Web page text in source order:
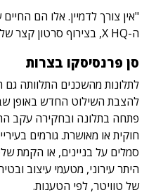
"אין צורך לדמיין. אלו הם
ה-X HQ, בצירוף סרטון קצר של השלט הזוהר בשעות החשיכה.
סן פרנסיסקו בצרות
לתלונות מהשכנים התלוותה גם
להצבת השילוט החדש באופן
פתחה בתלונה ובחקירה עקב
חוקית או מאושרת. גורמים
סמלים על בניינים, או הקמת
היתר עירוני, מטעמי עיצוב
של טוויטר, לפי הטענות.